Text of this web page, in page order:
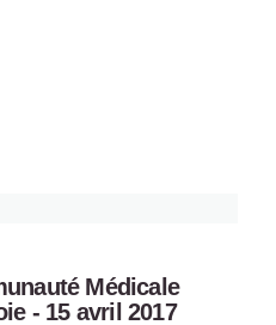
Médicale
- 15 avril 2017